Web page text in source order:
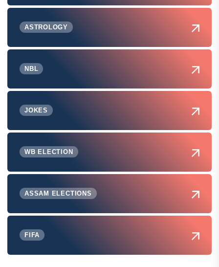
ASTROLOGY
NBL
JOKES
WB ELECTION
ASSAM ELECTIONS
FIFA